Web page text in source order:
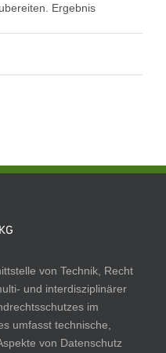
Ergebnis
von Technik, Recht
und interdisziplinärer
im
umfasst technische,
von Datenschutz